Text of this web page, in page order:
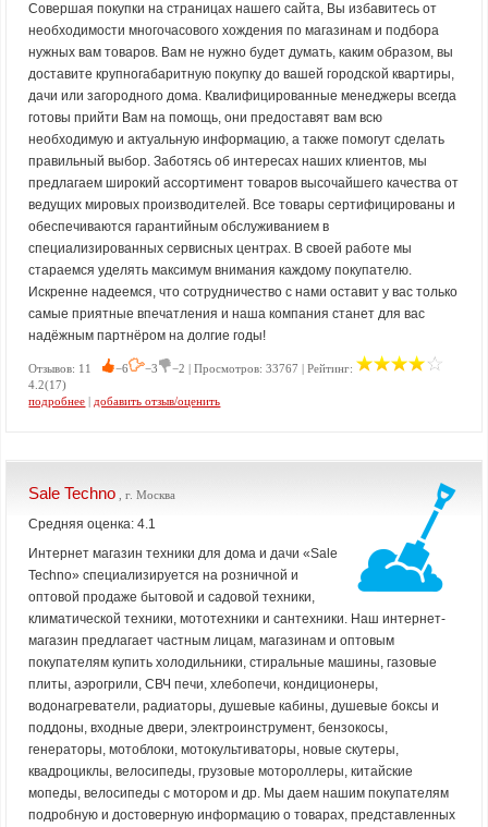
Совершая покупки на страницах нашего сайта, Вы избавитесь от
необходимости многочасового хождения по магазинам и подбора
нужных вам товаров. Вам не нужно будет думать, каким образом, вы
доставите крупногабаритную покупку до вашей городской квартиры,
дачи или загородного дома. Квалифицированные менеджеры всегда
готовы прийти Вам на помощь, они предоставят вам всю
необходимую и актуальную информацию, а также помогут сделать
правильный выбор. Заботясь об интересах наших клиентов, мы
предлагаем широкий ассортимент товаров высочайшего качества от
ведущих мировых производителей. Все товары сертифицированы и
обеспечиваются гарантийным обслуживанием в
специализированных сервисных центрах. В своей работе мы
стараемся уделять максимум внимания каждому покупателю.
Искренне надеемся, что сотрудничество с нами оставит у вас только
самые приятные впечатления и наша компания станет для вас
надёжным партнёром на долгие годы!
Отзывов: 11 −6 −3
−2 | Просмотров: 33767 | Рейтинг:
4.2(17)
подробнее | добавить отзыв/оценить
Sale Techno , г. Москва
Средняя оценка: 4.1
Интернет магазин техники для дома и дачи «Sale
Techno» специализируется на розничной и
оптовой продаже бытовой и садовой техники,
климатической техники, мототехники и сантехники. Наш интернет-
магазин предлагает частным лицам, магазинам и оптовым
покупателям купить холодильники, стиральные машины, газовые
плиты, аэрогрили, СВЧ печи, хлебопечи, кондиционеры,
водонагреватели, радиаторы, душевые кабины, душевые боксы и
поддоны, входные двери, электроинструмент, бензокосы,
генераторы, мотоблоки, мотокультиваторы, новые скутеры,
квадроциклы, велосипеды, грузовые мотороллеры, китайские
мопеды, велосипеды с мотором и др. Мы даем нашим покупателям
подробную и достоверную информацию о товарах, представленных